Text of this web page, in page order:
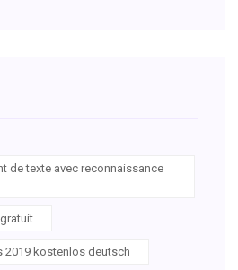
de texte avec reconnaissance
2019 kostenlos deutsch